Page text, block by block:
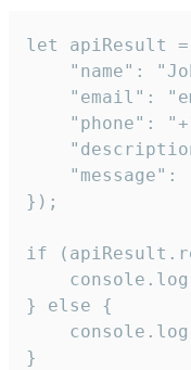
let apiResult =
"name":
"email":
"phone":
"message":
});
if
} else {
}